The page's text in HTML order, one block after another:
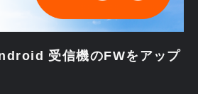
受信機のFWをアップ